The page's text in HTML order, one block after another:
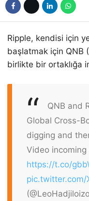
Ripple, kendisi için
başlatmak için QNB
birlikte bir ortaklığa
QNB and
Global Cross-
digging and
Video
https://t.co/
pic.twitter.com/